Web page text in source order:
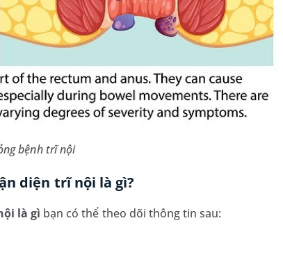
bệnh trĩ nội
diện trĩ nội là gì?
là gì bạn có thể theo dõi thông tin sau: